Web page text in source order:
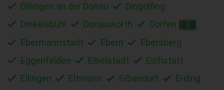
Dillingen an der Donau
Dingolfing
Dinkelsbühl
Donauwörth Dorfen E
Ebermannstadt Ebern
Ebersberg
Eggenfelden
Eibelstadt
Eichstätt
Ellingen
Eltmann Erbendorf
Erding